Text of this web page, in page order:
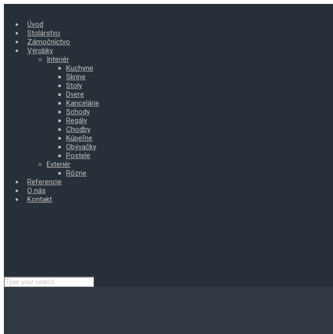
main
content
Úvod
Stolárstvo
Zámočníctvo
Výrobky
Interiér
Kuchyne
Skrine
Stoly
Dvere
Kancelárie
Schody
Regály
Chodby
Kúpeľne
Obývačky
Postele
Exteriér
Rôzne
Referencie
O nás
Kontakt